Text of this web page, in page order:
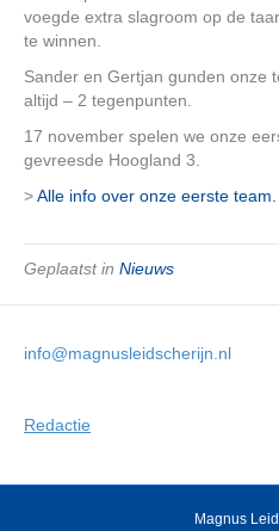
voegde extra slagroom op de
te winnen.
Sander en Gertjan gunden onze
altijd – 2 tegenpunten.
17 november spelen we onze
gevreesde Hoogland 3.
>Alle info over onze eerste team.
Geplaatst in Nieuws
info@magnusleidscherijn.nl
Redactie
Magnus